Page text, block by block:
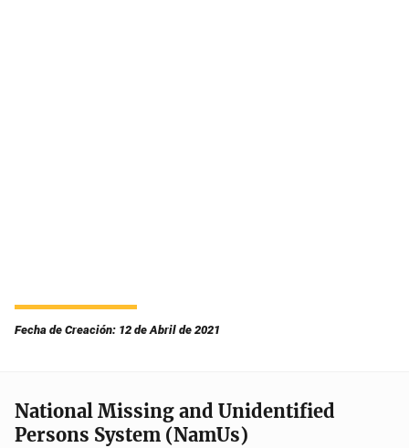
Fecha de Creación: 12 de Abril de 2021
National Missing and Unidentified
Persons System (NamUs)